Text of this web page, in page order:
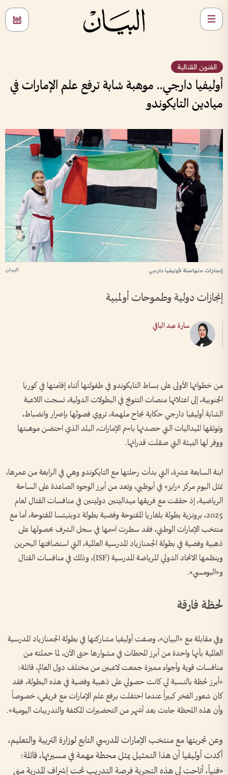
الفنون القتالية
أوليفيا دارجي.. موهبة شابة ترفع علم الإمارات في
ميادين التايكوندو
البيان إنجازات متواصلة لأوليفيا دارجي
إنجازات دولية وطموحات أولمبية
سارة عبد الباقي
من خطواتها الأولى على بساط التايكوندو في طفولتها أثناء إقامتها في كوريا
الجنوبية، إلى اعتلائها منصات التتويج في البطولات الدولية، نسجت اللاعبة
الشابة أوليفيا دارجي حكاية نجاح ملهمة، تروي فصولها بإصرار وانضباط،
وتوثقها الميداليات التي حصدتها باسم الإمارات، البلد الذي احتضن موهبتها
ووفر لها البيئة التي صقلت قدراتها.
ابنة السابعة عشرة، التي بدأت رحلتها مع التايكوندو وهي في الرابعة من عمرها،
تمثل اليوم مركز «رايز» في أبوظبي، وتعد من أبرز الوجوه الصاعدة على الساحة
الرياضية، إذ حققت مع فريقها ميداليتين دوليتين في منافسات القتال لعام
2025، برونزية بطولة بلغاريا المفتوحة وفضية بطولة دوبنيتسا المفتوحة، أما مع
منتخب الإمارات الوطني، فقد سطرت اسمها في سجل الشرف بحصولها على
ذهبية وفضية في بطولة الجمنازياد المدرسية العالمية، التي استضافتها البحرين
وينظمها الاتحاد الدولي للرياضة المدرسية (ISF)، وذلك في منافسات القتال
و«البومسي».
لحظة فارقة
وفي مقابلة مع «البيان»، وصفت أوليفيا مشاركتها في بطولة الجمنازياد المدرسية
العالمية بأنها واحدة من أبرز المحطات في مشوارها حتى الآن، لما حملته من
منافسات قوية وأجواء مميزة جمعت لاعبين من مختلف دول العالم، قائلة:
«أبرز لحظة بالنسبة لي كانت حصولي على ذهبية وفضية في هذه البطولة، فقد
كان شعور الفخر كبيراً عندما احتفلت برفع علم الإمارات مع فريقي، خصوصاً
وأن هذه اللحظة جاءت بعد أشهر من التحضيرات المكثفة والتدريبات اليومية».
وعن تجربتها مع منتخب الإمارات المدرسي التابع لوزارة التربية والتعليم،
أكدت أوليفيا أن هذا التمثيل يمثل محطة مهمة في مسيرتها، قائلة:
«فنياً، أتاحت لي هذه التجربة فرصة التدريب تحت إشراف المدربة منى